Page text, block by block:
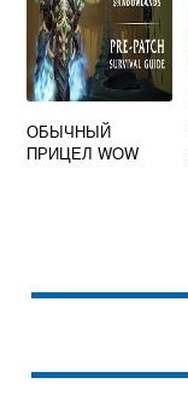
ОБЫЧНЫЙ
ПРИЦЕЛ WOW